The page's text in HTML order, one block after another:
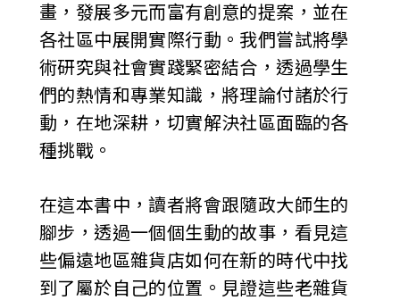
畫，發展多元而富有創意的提案，並在
各社區中展開實際行動。我們嘗試將學
術研究與社會實踐緊密結合，透過學生
們的熱情和專業知識，將理論付諸於行
動，在地深耕，切實解決社區面臨的各
種挑戰。
在這本書中，讀者將會跟隨政大師生的
腳步，透過一個個生動的故事，看見這
些偏遠地區雜貨店如何在新的時代中找
到了屬於自己的位置。見證這些老雜貨